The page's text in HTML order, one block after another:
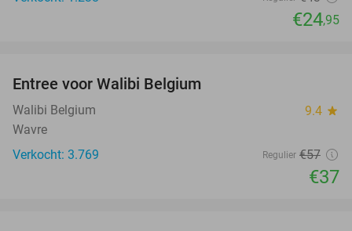
€24,95
Entree voor Walibi Belgium
Walibi Belgium 9.4 star
Wavre
Verkocht: 3.769
Regulier €57
€37